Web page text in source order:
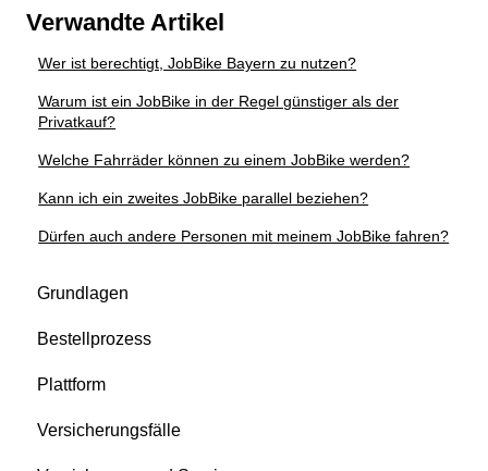
Verwandte Artikel
Wer ist berechtigt, JobBike Bayern zu nutzen?
Warum ist ein JobBike in der Regel günstiger als der
Privatkauf?
Welche Fahrräder können zu einem JobBike werden?
Kann ich ein zweites JobBike parallel beziehen?
Dürfen auch andere Personen mit meinem JobBike fahren?
Grundlagen
Bestellprozess
Plattform
Versicherungsfälle